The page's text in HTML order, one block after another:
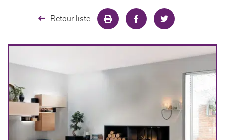
Retour liste